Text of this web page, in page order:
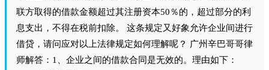
联方取得的借款金额超过其注册资本50％的，超过部分的利
息支出，不得在税前扣除。 这条规定又好象允许企业间进行
借贷，请问应对以上法律规定如何理解呢？ 广州辛巴哥哥律
师解答：1、企业之间的借款合同是无效的。理由如下：